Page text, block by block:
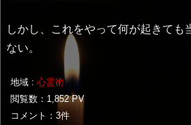
しかし、これをやって何が起きても
ない。
地域 :心霊術
閲覧数：1,852 PV
コメント：3件